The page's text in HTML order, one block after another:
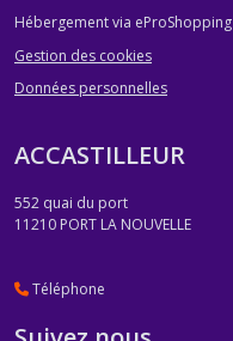
Hébergement via eProShopping
Gestion des cookies
Données personnelles
ACCASTILLEUR
552 quai du port
11210 PORT LA NOUVELLE
Téléphone